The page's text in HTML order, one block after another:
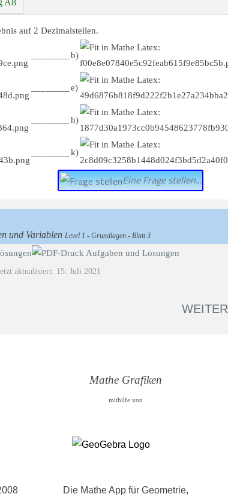
A8
auf 2 Dezimalstellen.
b)
e)
h)
k)
Eine Frage stellen...
und Variablen Level 1 - Grundlagen - Blatt 3
aktualisiert: 15. Juli 2021
WEITER
Mathe Grafiken
mithilfe von
Die Mathe App für Geometrie,